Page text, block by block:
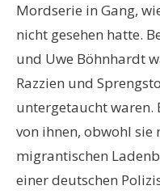
Mordserie in Gang,
nicht gesehen hatte.
und Uwe Böhnhardt
Razzien und
untergetaucht waren.
von ihnen, obwohl sie
migrantischen
einer deutschen